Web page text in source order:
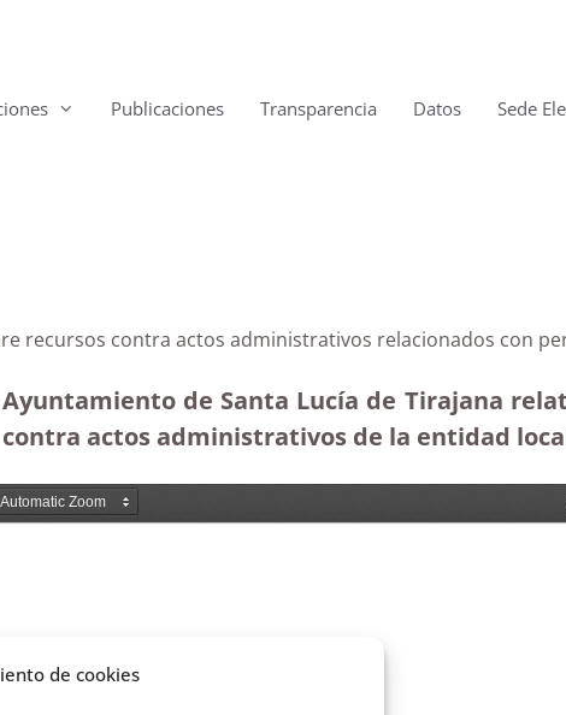
de cookies
Publicaciones Transparencia Datos Sede
recursos contra actos administrativos relacionados con
de Santa Lucía de Tirajana
actos administrativos de la entidad local